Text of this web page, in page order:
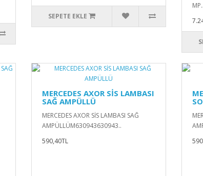
SEPETE EKLE
MP..
MERCEDES AXOR SİS LAMBASI
SAĞ AMPÜLLÜ
MERCEDES AXOR SİS LAMBASI SAĞ
AMPÜLLÜM630943630943..
590,40TL